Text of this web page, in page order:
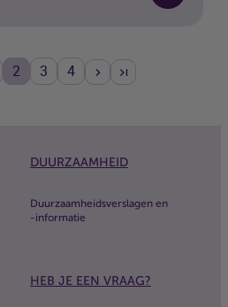
2 3 4
DUURZAAMHEID
Duurzaamheidsverslagen en
-informatie
HEB JE EEN VRAAG?